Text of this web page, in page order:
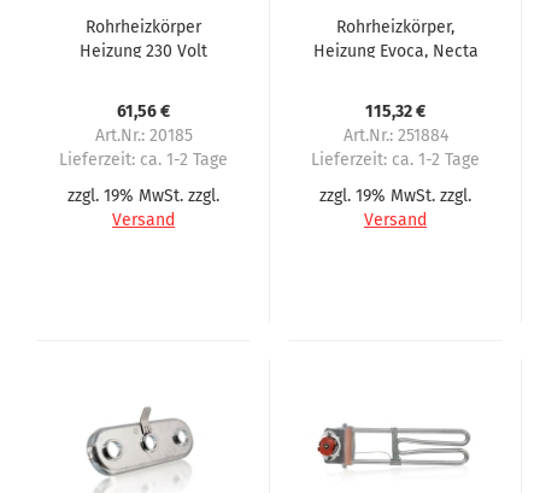
Rohrheizkörper
Heizung 230 Volt
61,56 €
Art.Nr.: 20185
Lieferzeit: ca. 1-2 Tage
zzgl. 19% MwSt. zzgl.
Versand
Rohrheizkörper,
Heizung Evoca, Necta
115,32 €
Art.Nr.: 251884
Lieferzeit: ca. 1-2 Tage
zzgl. 19% MwSt. zzgl.
Versand